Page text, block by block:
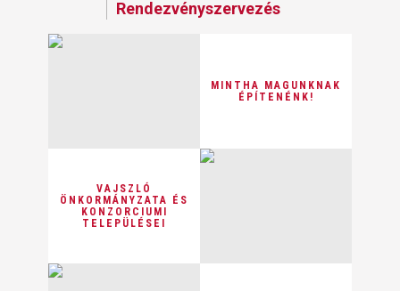
Rendezvényszervezés
MINTHA MAGUNKNAK
ÉPÍTENÉNK!
VAJSZLÓ
ÖNKORMÁNYZATA ÉS
KONZORCIUMI
TELEPÜLÉSEI